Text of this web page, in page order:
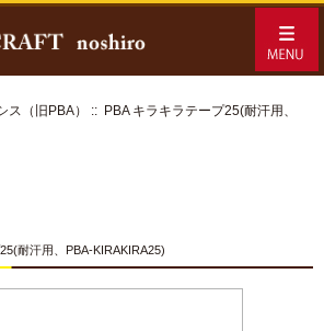
ス（旧PBA）
:: PBA キラキラテープ25(耐汗用、
耐汗用、PBA-KIRAKIRA25)